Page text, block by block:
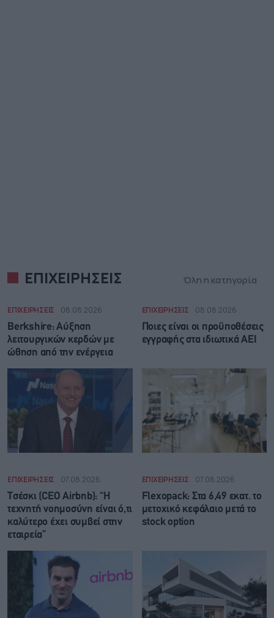
ΕΠΙΧΕΙΡΗΣΕΙΣ Όλη η κατηγορία
ΕΠΙΧΕΙΡΗΣΕΙΣ 08.08.2026
Berkshire: Αύξηση
λειτουργικών κερδών με
ώθηση από την ενέργεια
ΕΠΙΧΕΙΡΗΣΕΙΣ 08.08.2026
Ποιες είναι οι προϋποθέσεις
εγγραφής στα ιδιωτικά ΑΕΙ
ΕΠΙΧΕΙΡΗΣΕΙΣ 07.08.2026
Τσέσκι (CEO Airbnb): “Η
τεχνητή νοημοσύνη είναι ό,τι
καλύτερο έχει συμβεί στην
εταιρεία”
ΕΠΙΧΕΙΡΗΣΕΙΣ 07.08.2026
Flexopack: Στα 6,49 εκατ. το
μετοχικό κεφάλαιο μετά το
stock option